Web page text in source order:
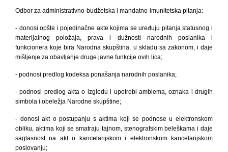
Odbor za administrativno-budžetska i mandatno-imunitetska pitanja:
- donosi opšte i pojedinačne akte kojima se uređuju pitanja statusnog i
materijalnog položaja, prava i dužnosti narodnih poslanika i
funkcionera koje bira Narodna skupština, u skladu sa zakonom, i daje
mišljenje za obavljanje druge javne funkcije ovih lica;
- podnosi predlog kodeksa ponašanja narodnih poslanika;
- podnosi predlog akta o izgledu i upotrebi amblema, oznaka i drugih
simbola i obeležja Narodne skupštine;
- donosi akt o postupanju s aktima koji se podnose u elektronskom
obliku, aktima koji se smatraju tajnom, stenografskim beleškama i daje
saglasnost na akt o kancelarijskom i elektronskom kancelarijskom
poslovanju;